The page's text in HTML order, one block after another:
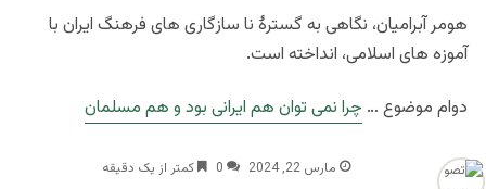
هومر آبرامیان، نگاهی به گسترۀ نا سازگاری های فرهنگ ایران با
آموزه های اسلامی، انداخته است.
دوام موضوع … چرا نمی توان هم ایرانی بود و هم مسلمان
مارس 22, 2024 0 کمتر از یک دقیقه